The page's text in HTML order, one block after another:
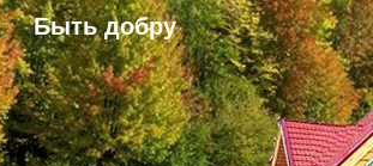
Быть добру